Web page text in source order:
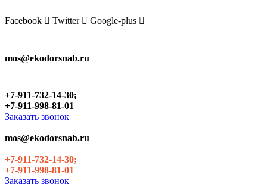
to
Facebook Twitter Google-plus
mos@ekodorsnab.ru
+7-911-732-14-30;
+7-911-998-81-01
Заказать звонок
mos@ekodorsnab.ru
+7-911-732-14-30;
+7-911-998-81-01
Заказать звонок